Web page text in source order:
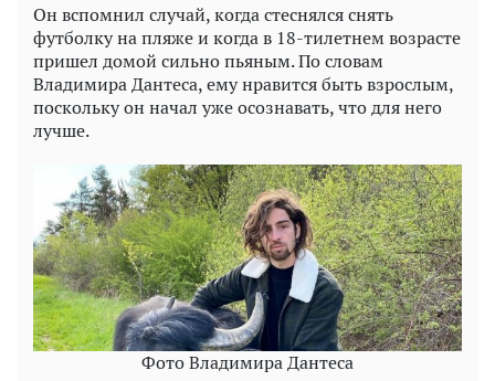
Он вспомнил случай, когда стеснялся снять
футболку на пляже и когда в 18-тилетнем возрасте
пришел домой сильно пьяным. По словам
Владимира Дантеса, ему нравится быть взрослым,
поскольку он начал уже осознавать, что для него
лучше.
Фото Владимира Дантеса